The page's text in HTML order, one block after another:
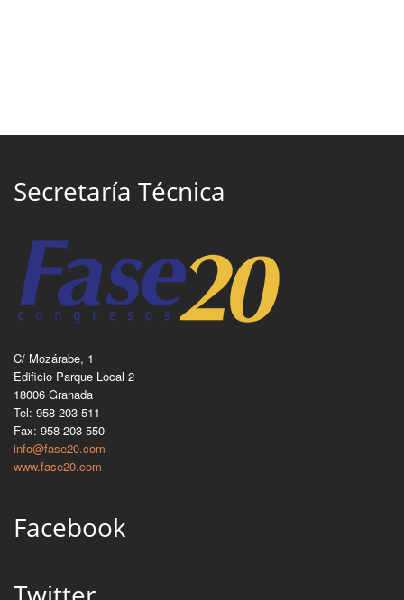
Secretaría Técnica
C/ Mozárabe, 1
Edificio Parque Local 2
18006 Granada
Tel: 958 203 511
Fax: 958 203 550
info@fase20.com
www.fase20.com
Facebook